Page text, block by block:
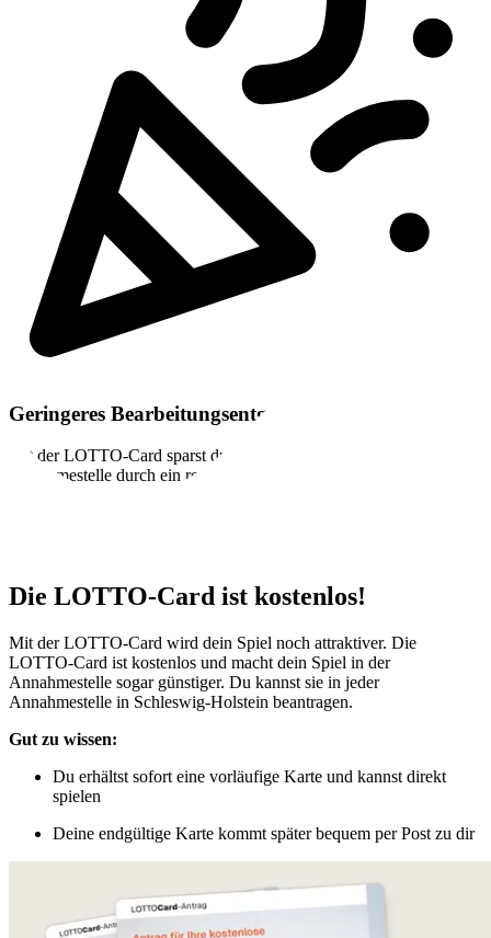
Geringeres Bearbeitungsentgelt
Mit der LOTTO-Card sparst du bei jeder Spielabgabe in der
Annahmestelle durch ein reduziertes Bearbeitungsentgelt:
Die LOTTO-Card ist kostenlos!
Mit der LOTTO-Card wird dein Spiel noch attraktiver. Die
LOTTO-Card ist kostenlos und macht dein Spiel in der
Annahmestelle sogar günstiger. Du kannst sie in jeder
Annahmestelle in Schleswig-Holstein beantragen.
Gut zu wissen:
Du erhältst sofort eine vorläufige Karte und kannst direkt
spielen
Deine endgültige Karte kommt später bequem per Post zu dir